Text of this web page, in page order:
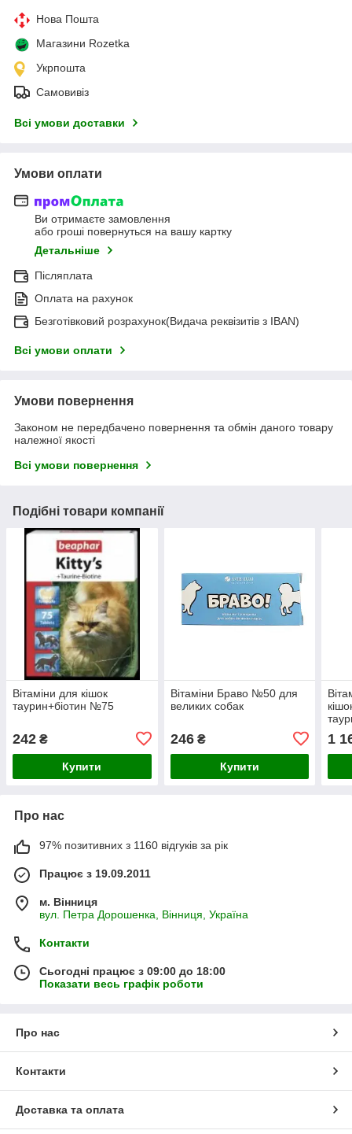
Нова Пошта
Магазини Rozetka
Укрпошта
Самовивіз
Всі умови доставки
Умови оплати
Ви отримаєте замовлення
або гроші повернуться на вашу картку
Детальніше
Післяплата
Оплата на рахунок
Безготівковий розрахунок(Видача реквізитів з IBAN)
Всі умови оплати
Умови повернення
Законом не передбачено повернення та обмін даного товару
належної якості
Всі умови повернення
Подібні товари компанії
Вітаміни для кішок
таурин+біотин №75
242 ₴
Купити
Вітаміни Браво №50 для
великих собак
246₴
Купити
1
Про нас
97% позитивних з 1160 відгуків за рік
Працює з 19.09.2011
м. Вінниця
вул. Петра Дорошенка, Вінниця, Україна
Контакти
Сьогодні працює з 09:00 до 18:00
Показати весь графік роботи
Про нас
Контакти
Доставка та оплата